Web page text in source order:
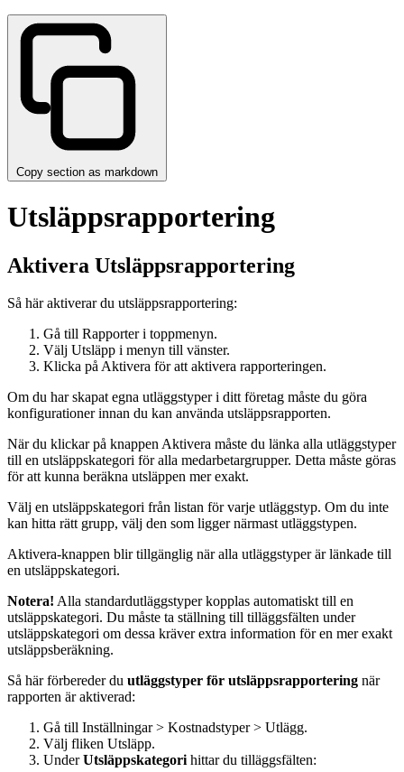
Copy section as markdown
Utsläppsrapportering
Aktivera Utsläppsrapportering
Så här aktiverar du utsläppsrapportering:
Gå till Rapporter i toppmenyn.
Välj Utsläpp i menyn till vänster.
Klicka på Aktivera för att aktivera rapporteringen.
Om du har skapat egna utläggstyper i ditt företag måste du göra
konfigurationer innan du kan använda utsläppsrapporten.
När du klickar på knappen Aktivera måste du länka alla utläggstyper
till en utsläppskategori för alla medarbetargrupper. Detta måste göras
för att kunna beräkna utsläppen mer exakt.
Välj en utsläppskategori från listan för varje utläggstyp. Om du inte
kan hitta rätt grupp, välj den som ligger närmast utläggstypen.
Aktivera-knappen blir tillgänglig när alla utläggstyper är länkade till
en utsläppskategori.
Notera! Alla standardutläggstyper kopplas automatiskt till en
utsläppskategori. Du måste ta ställning till tilläggsfälten under
utsläppskategori om dessa kräver extra information för en mer exakt
utsläppsberäkning.
Så här förbereder du utläggstyper för utsläppsrapportering när
rapporten är aktiverad:
Gå till Inställningar > Kostnadstyper > Utlägg.
Välj fliken Utsläpp.
UnderUtsläppskategorihittar du tilläggsfälten: